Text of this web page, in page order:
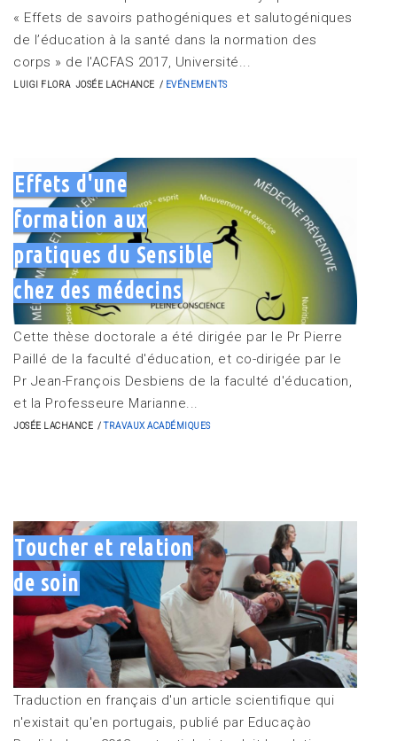
« Effets de savoirs pathogéniques et salutogéniques
de l’éducation à la santé dans la normation des
corps » de l'ACFAS 2017, Université...
LUIGI FLORA JOSÉE LACHANCE EVÉNEMENTS
Effets d'une
formation aux
pratiques du Sensible
chez des médecins
Cette thèse doctorale a été dirigée par le Pr Pierre
Paillé de la faculté d'éducation, et co-dirigée par le
Pr Jean-François Desbiens de la faculté d'éducation,
et la Professeure Marianne...
JOSÉE LACHANCE TRAVAUX ACADÉMIQUES
Toucher et relation
de soin
Traduction en français d'un article scientifique qui
n'existait qu'en portugais, publié par Educaçào